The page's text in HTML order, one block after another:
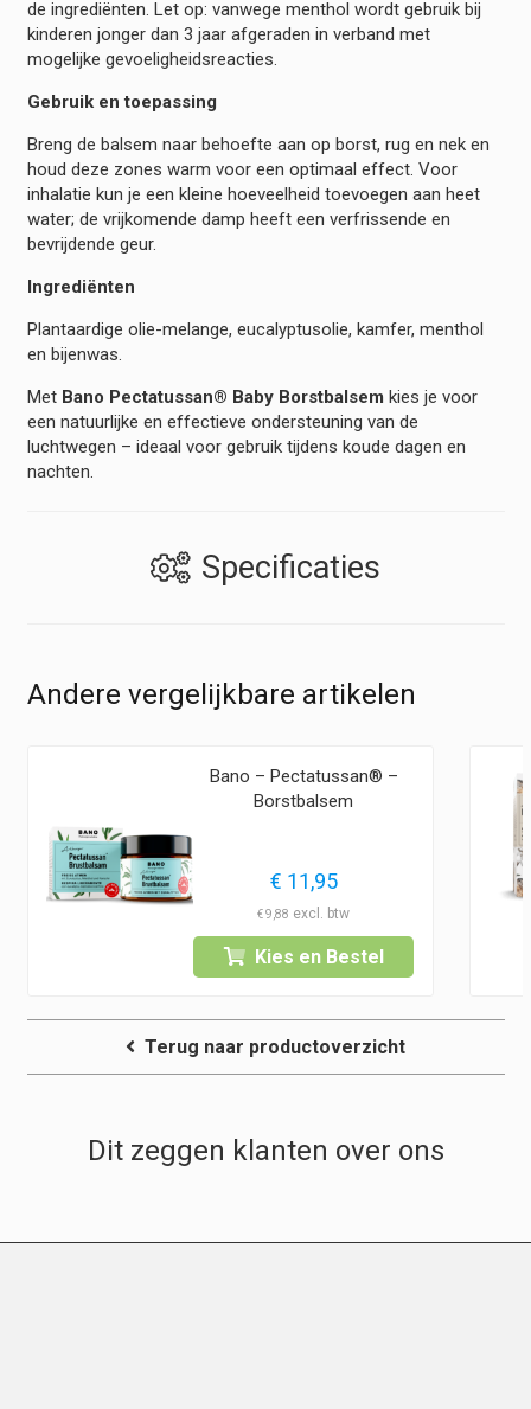
de ingrediënten. Let op: vanwege menthol wordt gebruik bij
kinderen jonger dan 3 jaar afgeraden in verband met
mogelijke gevoeligheidsreacties.
Gebruik en toepassing
Breng de balsem naar behoefte aan op borst, rug en nek en
houd deze zones warm voor een optimaal effect. Voor
inhalatie kun je een kleine hoeveelheid toevoegen aan heet
water; de vrijkomende damp heeft een verfrissende en
bevrijdende geur.
Ingrediënten
Plantaardige olie-melange, eucalyptusolie, kamfer, menthol
en bijenwas.
Met Bano Pectatussan® Baby Borstbalsem kies je voor
een natuurlijke en effectieve ondersteuning van de
luchtwegen – ideaal voor gebruik tijdens koude dagen en
nachten.
Specificaties
Andere vergelijkbare artikelen
Bano – Pectatussan® –
Borstbalsem
€ 11,95
€9,88
Kies en Bestel
Terug naar productoverzicht
Dit zeggen klanten over ons